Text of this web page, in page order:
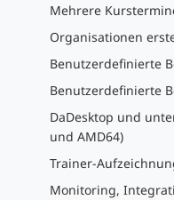
Mehrere
Organisationen
Benutzerdefinierte
Benutzerdefinierte
DaDesktop und
und AMD64)
Trainer-
Monitoring,